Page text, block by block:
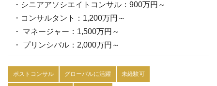
・シニアアソシエイトコンサル：900万円～
・コンサルタント：1,200万円～
・ マネージャー：1,500万円～
・ プリンシパル：2,000万円～
ポストコンサル グローバルに活躍 未経験可